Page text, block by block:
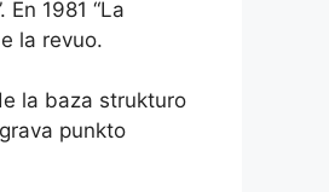
1981 “La
la revuo.
la baza strukturo
punkto